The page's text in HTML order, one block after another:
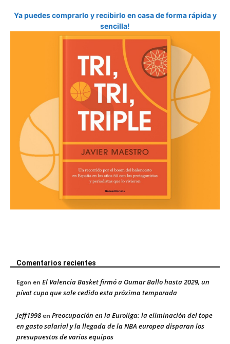
Ya puedes comprarlo y recibirlo en casa de forma rápida y
sencilla!
Comentarios recientes
Egon en El Valencia Basket firmó a Oumar Ballo hasta 2029, un
pívot cupo que sale cedido esta próxima temporada
Jeff1998en Preocupación en la Euroliga: la eliminación del tope
en gasto salarial y la llegada de la NBA europea disparan los
presupuestos de varios equipos